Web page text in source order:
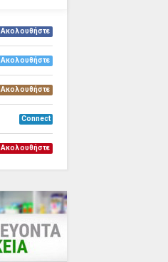
Ακολουθήστε
Ακολουθήστε
Ακολουθήστε
Connect
Ακολουθήστε